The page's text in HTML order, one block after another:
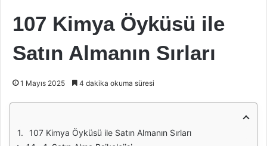
107 Kimya Öyküsü ile
Satın Almanın Sırları
1 Mayıs 2025 4 dakika okuma süresi
107 Kimya Öyküsü ile Satın Almanın Sırları